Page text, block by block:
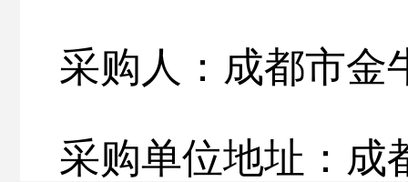
采购人：成都市金
采购单位地址：成